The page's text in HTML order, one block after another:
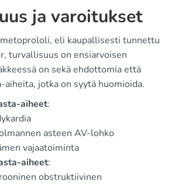
ja varoitukset
metoprololi, eli kaupallisesti tunnettu
turvallisuus on ensiarvoisen
on sekä ehdottomia että
jotka on syytä huomioida.
aiheet:
asteen AV-lohko
vajaatoiminta
aiheet:
obstruktiivinen